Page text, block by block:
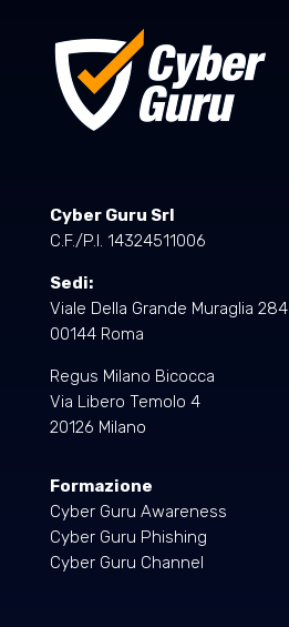
Cyber Guru Srl
C.F./P.I. 14324511006
Sedi:
Viale Della Grande Muraglia 284
00144 Roma
Regus Milano Bicocca
Via Libero Temolo 4
20126 Milano
Formazione
Cyber Guru Awareness
Cyber Guru Phishing
Cyber Guru Channel